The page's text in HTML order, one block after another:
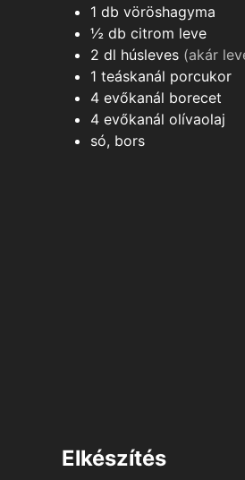
1 db vöröshagyma
½ db citrom leve
2 dl húsleves (akár
1 teáskanál porcukor
4 evőkanál borecet
4 evőkanál olívaolaj
só, bors
Elkészítés